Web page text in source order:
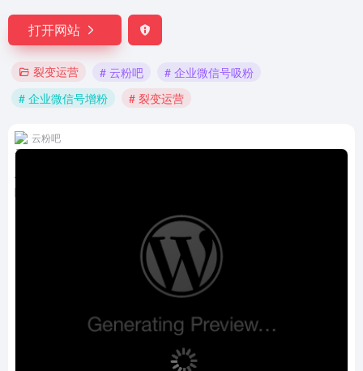
打开网站
裂变运营 # 云粉吧
# 企业微信号吸粉
# 企业微信号增粉
# 裂变运营
云粉吧